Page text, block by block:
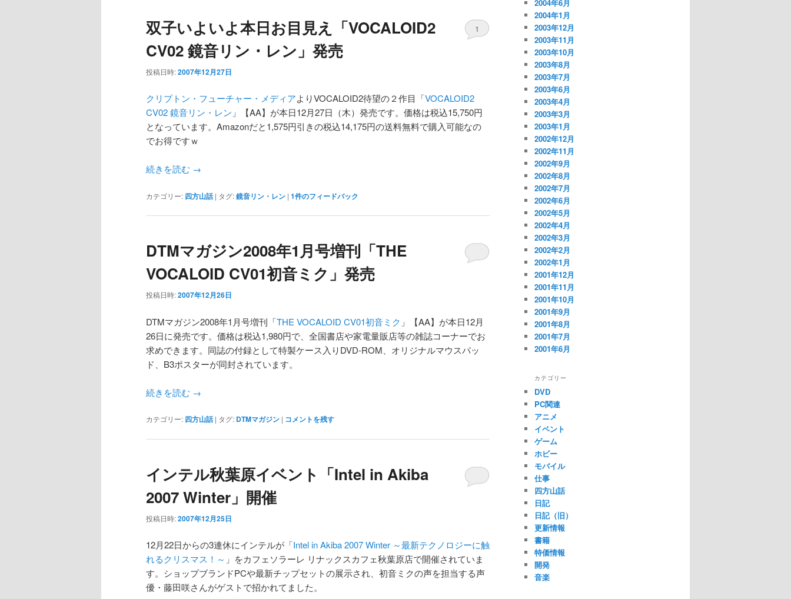
双子いよいよ本日お目見え「VOCALOID2
CV02 鏡音リン・レン」発売
投稿日時:2007年12月27日
1
クリプトン・フューチャー・メディアよりVOCALOID2待望の２作目「VOCALOID2
CV02 鏡音リン・レン 」【AA】が本日12月27日（木）発売です。価格は税込15,750円
となっています。Amazonだと1,575円引きの税込14,175円の送料無料で購入可能なの
でお得ですｗ
続きを読む →
カテゴリー: 四方山話 | タグ:鏡音リン・レン | 1件のフィードバック
DTMマガジン2008年1月号増刊「THE
VOCALOID CV01初音ミク」発売
投稿日時:2007年12月26日
DTMマガジン2008年1月号増刊「THE VOCALOID CV01初音ミク 」【AA】が本日12月
26日に発売です。価格は税込1,980円で、全国書店や家電量販店等の雑誌コーナーでお
求めできます。同誌の付録として特製ケース入りDVD-ROM、オリジナルマウスパッ
ド、B3ポスターが同封されています。
続きを読む →
カテゴリー: 四方山話 | タグ: DTMマガジン | コメントを残す
インテル秋葉原イベント「Intel in Akiba
2007 Winter」開催
投稿日時:2007年12月25日
12月22日からの3連休にインテルが「Intel in Akiba 2007 Winter ～最新テクノロジーに触
れるクリスマス！～ 」をカフェソラーレ リナックスカフェ秋葉原店で開催されていま
す。ショップブランドPCや最新チップセットの展示され、初音ミクの声を担当する声
優・藤田咲さんがゲストで招かれてました。
2004年6月
2004年1月
2003年12月
2003年11月
2003年10月
2003年8月
2003年7月
2003年6月
2003年4月
2003年3月
2003年1月
2002年12月
2002年11月
2002年9月
2002年8月
2002年7月
2002年6月
2002年5月
2002年4月
2002年3月
2002年2月
2002年1月
2001年12月
2001年11月
2001年10月
2001年9月
2001年8月
2001年7月
2001年6月
カテゴリー
DVD
PC関連
アニメ
イベント
ゲーム
ホビー
モバイル
仕事
四方山話
日記
日記（旧）
更新情報
書籍
特価情報
開発
音楽